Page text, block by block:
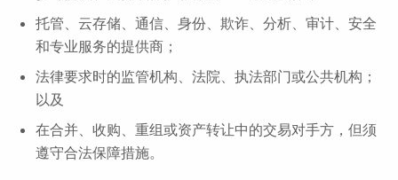
托管、云存储、通信、身份、欺诈、分析、审计、安全
和专业服务的提供商；
法律要求时的监管机构、法院、执法部门或公共机构；
以及
在合并、收购、重组或资产转让中的交易对手方，但须
遵守合法保障措施。